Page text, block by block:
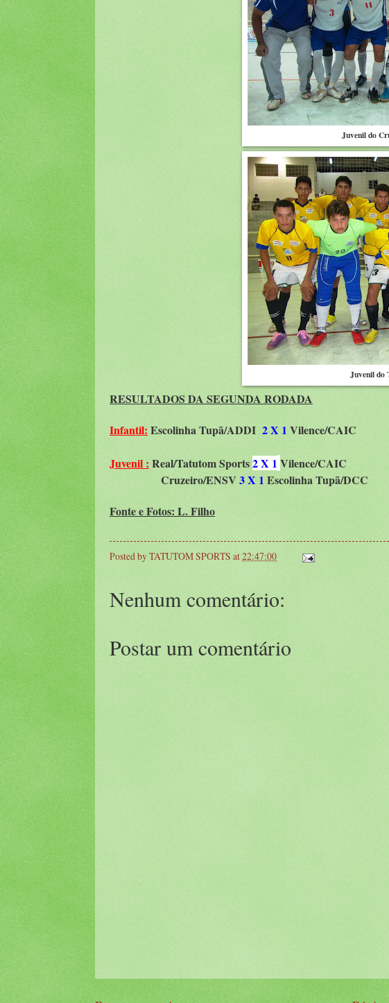
Juvenil do
Juvenil do
RESULTADOS DA SEGUNDA RODADA
Infantil: Escolinha Tupã/ADDI 2 X 1 Vilence/CAIC
Juvenil : Real/Tatutom Sports2 X 1 Vilence/CAIC
Cruzeiro/ENSV3 X 1 Escolinha Tupã/DCC
Fonte e Fotos: L. Filho
Posted byTATUTOM SPORTS at22:47:00
Nenhum comentário:
Postar um comentário